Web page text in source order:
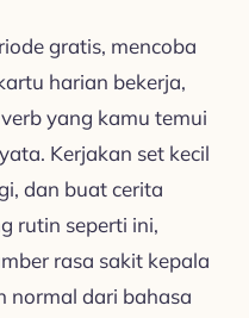
gratis, mencoba
harian bekerja,
yang kamu temui
Kerjakan set kecil
dan buat cerita
rutin seperti ini,
rasa sakit kepala
normal dari bahasa